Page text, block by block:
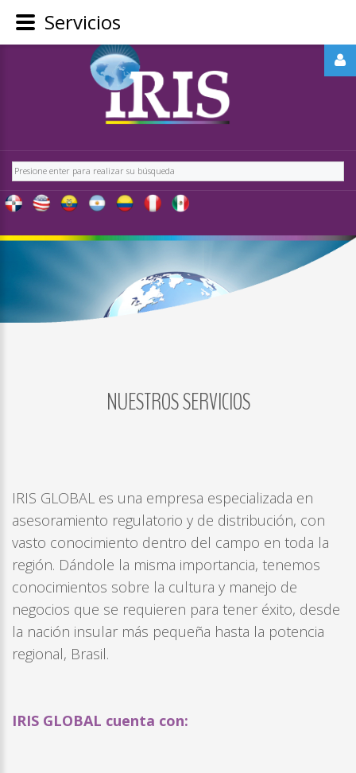
Buscar
NUESTROSSERVICIOS
IRIS GLOBAL es una empresa especializada en
asesoramiento regulatorio y de distribución, con
vasto conocimiento dentro del campo en toda la
región. Dándole la misma importancia, tenemos
conocimientos sobre la cultura y manejo de
negocios que se requieren para tener éxito, desde
la nación insular más pequeña hasta la potencia
regional, Brasil.
IRIS GLOBAL cuenta con:
REGÍSTRATE
-
OBTÉN
EXCLUSIVO
PARA
USUARIOS
IRIS
LOG
Remember
me
Forgot
your
username?
/
Servicios